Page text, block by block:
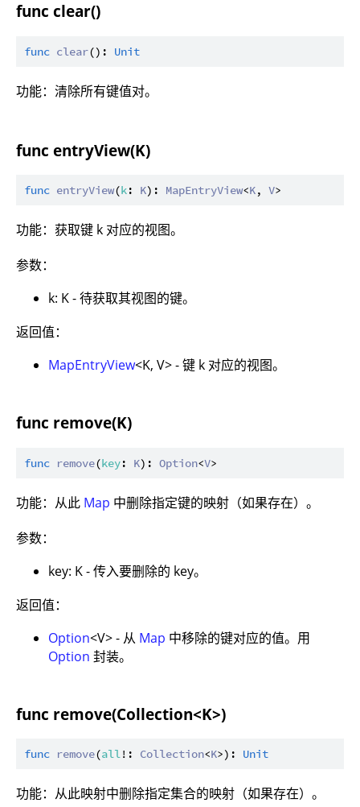
func clear()
func clear(): Unit
功能：清除所有键值对。
func entryView(K)
func entryView(k: K): MapEntryView<K, V
功能：获取键 k 对应的视图。
参数：
k: K - 待获取其视图的键。
返回值：
MapEntryView<K, V> - 键 k 对应的视图。
func remove(K)
func remove(key: K): Option<V
功能：从此 Map 中删除指定键的映射（如果存在）。
参数：
key: K - 传入要删除的 key。
返回值：
Option<V> - 从 Map 中移除的键对应的值。用
Option 封装。
func remove(Collection<K>)
func remove(all!: Collection<K>): Unit
功能：从此映射中删除指定集合的映射（如果存在）。